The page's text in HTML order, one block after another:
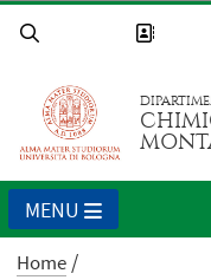
MENU
Home